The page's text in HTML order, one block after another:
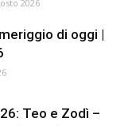
2026
di oggi |
Teo e Zodì –